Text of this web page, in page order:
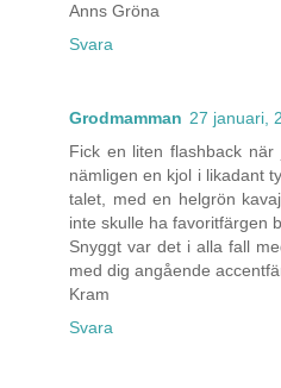
Anns Gröna
Svara
Grodmamman 27 januari,
Fick en liten flashback
nämligen en kjol i likadant
talet, med en helgrön
inte skulle ha favoritfärgen
Snyggt var det i alla fall
med dig angående
Kram
Svara